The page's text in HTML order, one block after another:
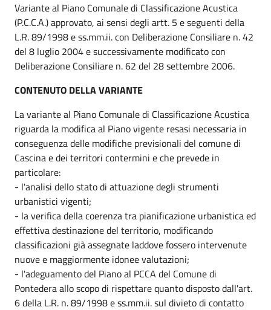
Variante al Piano Comunale di Classificazione Acustica
(P.C.C.A.) approvato, ai sensi degli artt. 5 e seguenti della
L.R. 89/1998 e ss.mm.ii. con Deliberazione Consiliare n. 42
del 8 luglio 2004 e successivamente modificato con
Deliberazione Consiliare n. 62 del 28 settembre 2006.
CONTENUTO DELLA VARIANTE
La variante al Piano Comunale di Classificazione Acustica
riguarda la modifica al Piano vigente resasi necessaria in
conseguenza delle modifiche previsionali del comune di
Cascina e dei territori contermini e che prevede in
particolare:
- l'analisi dello stato di attuazione degli strumenti
urbanistici vigenti;
- la verifica della coerenza tra pianificazione urbanistica ed
effettiva destinazione del territorio, modificando
classificazioni già assegnate laddove fossero intervenute
nuove e maggiormente idonee valutazioni;
- l'adeguamento del Piano al PCCA del Comune di
Pontedera allo scopo di rispettare quanto disposto dall'art.
6 della L.R. n. 89/1998 e ss.mm.ii. sul divieto di contatto